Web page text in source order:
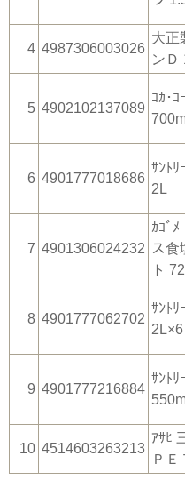
4 4987306003026
大正
ンＤ
5 4902102137089
ｺｶ･ｺ
6 4901777018686
ｻﾝﾄﾘ
2L
7 4901306024232
ｶｺﾞ
ス食
ト
8 4901777062702
ｻﾝﾄﾘ
2L×6
9 4901777216884
ｻﾝﾄﾘ
10 4514603263213
ｱｻﾋ
ＰＥ